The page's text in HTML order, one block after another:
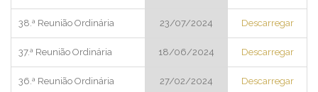
38.ª Reunião Ordinária 23/07/2024 Descarregar
37.ª Reunião Ordinária 18/06/2024 Descarregar
36.ª Reunião Ordinária 27/02/2024 Descarregar